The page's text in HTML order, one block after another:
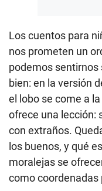
Los cuentos para
nos prometen un
podemos sentirnos
bien: en la versión
el lobo se come a
ofrece una lección:
con extraños.
los buenos, y qué
moralejas se
como coordenadas